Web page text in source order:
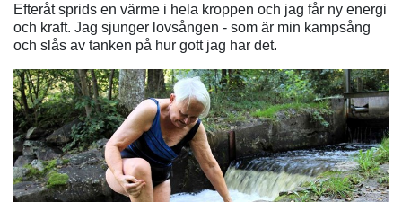
Efteråt sprids en värme i hela kroppen och jag får ny energi
och kraft. Jag sjunger lovsången - som är min kampsång
och slås av tanken på hur gott jag har det.